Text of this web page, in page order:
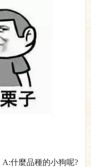
什麼品種的小狗呢?